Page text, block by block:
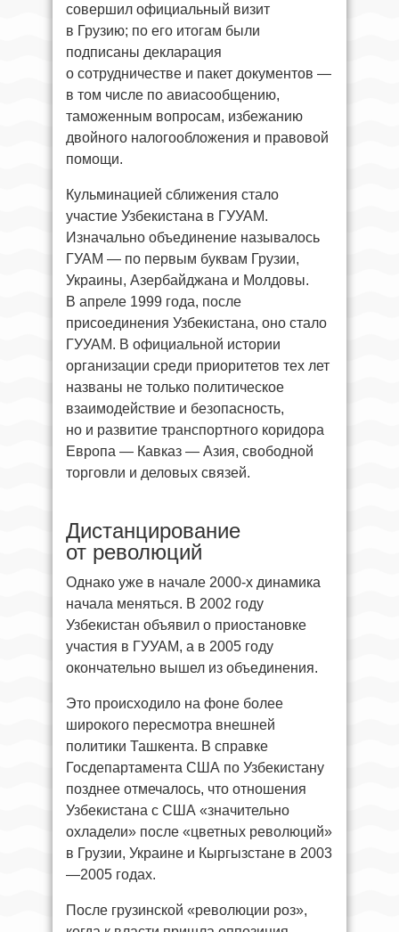
совершил официальный визит
в Грузию; по его итогам были
подписаны декларация
о сотрудничестве и пакет документов —
в том числе по авиасообщению,
таможенным вопросам, избежанию
двойного налогообложения и правовой
помощи.
Кульминацией сближения стало
участие Узбекистана в ГУУАМ.
Изначально объединение называлось
ГУАМ — по первым буквам Грузии,
Украины, Азербайджана и Молдовы.
В апреле 1999 года, после
присоединения Узбекистана, оно стало
ГУУАМ. В официальной истории
организации среди приоритетов тех лет
названы не только политическое
взаимодействие и безопасность,
но и развитие транспортного коридора
Европа — Кавказ — Азия, свободной
торговли и деловых связей.
Дистанцирование
от революций
Однако уже в начале 2000-х динамика
начала меняться. В 2002 году
Узбекистан объявил о приостановке
участия в ГУУАМ, а в 2005 году
окончательно вышел из объединения.
Это происходило на фоне более
широкого пересмотра внешней
политики Ташкента. В справке
Госдепартамента США по Узбекистану
позднее отмечалось, что отношения
Узбекистана с США «значительно
охладели» после «цветных революций»
в Грузии, Украине и Кыргызстане в 2003
—2005 годах.
После грузинской «революции роз»,